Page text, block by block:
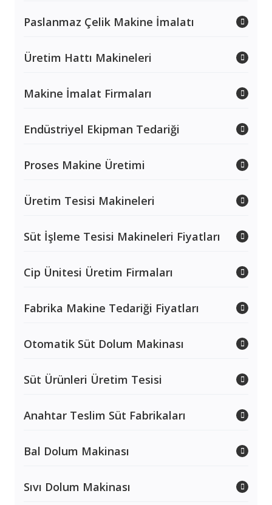
Paslanmaz Çelik Makine İmalatı
Üretim Hattı Makineleri
Makine İmalat Firmaları
Endüstriyel Ekipman Tedariği
Proses Makine Üretimi
Üretim Tesisi Makineleri
Süt İşleme Tesisi Makineleri Fiyatları
Cip Ünitesi Üretim Firmaları
Fabrika Makine Tedariği Fiyatları
Otomatik Süt Dolum Makinası
Süt Ürünleri Üretim Tesisi
Anahtar Teslim Süt Fabrikaları
Bal Dolum Makinası
Sıvı Dolum Makinası